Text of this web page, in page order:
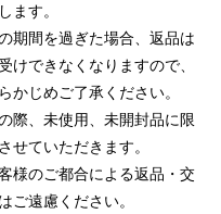
ます。
期間を過ぎた場合、返品は
けできなくなりますので、
かじめご了承ください。
際、未使用、未開封品に限
せていただきます。
様のご都合による返品・交
ご遠慮ください。